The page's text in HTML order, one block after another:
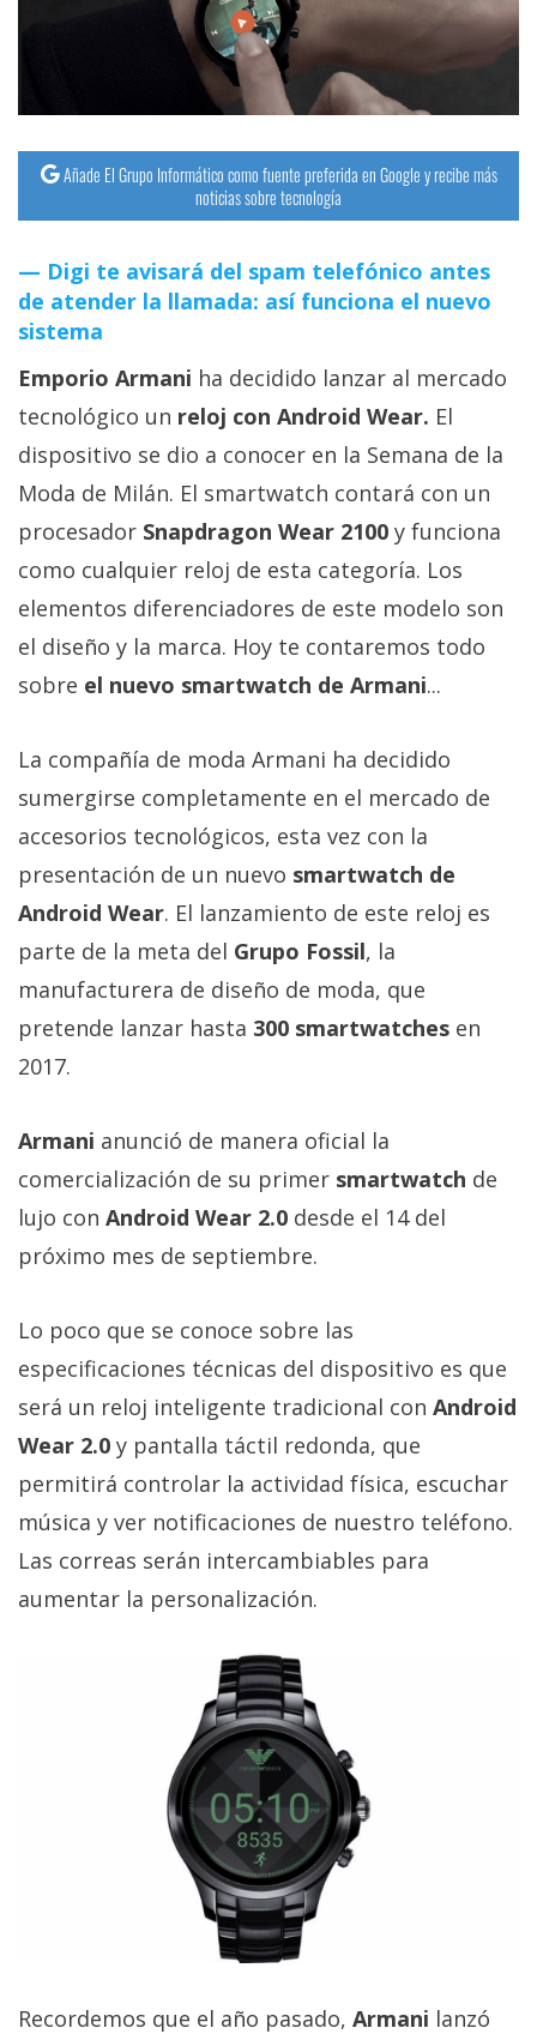
Trucos
Tutoriales
Ciberseguridad
Sistemas
operativos
Profesional
+
temas
Sorteos
Contacto
Sobre
nosotros
/
Publicidad
Cambiar
opciones
de
Aviso
Legal
El medio de
comunicación
encontrarás
todas las
noticias sobre
tecnología,
móviles,
ordenadores,
apps,
informática,
videojuegos,
comparativas,
trucos y
tutoriales.
Añade El Grupo Informático como fuente preferida en Google y recibe más
noticias sobre tecnología
Digi te avisará del spam telefónico antes
de atender la llamada: así funciona el nuevo
sistema
Emporio Armani ha decidido lanzar al mercado
tecnológico un reloj con Android Wear. El
dispositivo se dio a conocer en la Semana de la
Moda de Milán. El smartwatch contará con un
procesador Snapdragon Wear 2100 y funciona
como cualquier reloj de esta categoría. Los
elementos diferenciadores de este modelo son
el diseño y la marca. Hoy te contaremos todo
sobre el nuevo smartwatch de Armani...
La compañía de moda Armani ha decidido
sumergirse completamente en el mercado de
accesorios tecnológicos, esta vez con la
presentación de un nuevo smartwatch de
Android Wear. El lanzamiento de este reloj es
parte de la meta del Grupo Fossil, la
manufacturera de diseño de moda, que
pretende lanzar hasta 300 smartwatches en
2017.
Armani anunció de manera oficial la
comercialización de su primer smartwatch de
lujo con Android Wear 2.0 desde el 14 del
próximo mes de septiembre.
Lo poco que se conoce sobre las
especificaciones técnicas del dispositivo es que
será un reloj inteligente tradicional con Android
Wear 2.0 y pantalla táctil redonda, que
permitirá controlar la actividad física, escuchar
música y ver notificaciones de nuestro teléfono.
Las correas serán intercambiables para
aumentar la personalización.
Recordemos que el año pasado, Armani lanzó